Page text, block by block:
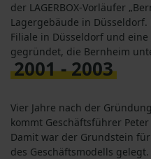
der LAGERBOX-Vorläufer
Lagergebäude in
Filiale in Düsseldorf und
gegründet, die Bernheim
2001 - 2003
Vier Jahre nach der
kommt Geschäftsführer Peter
Damit war der Grundstein
des Geschäftsmodells